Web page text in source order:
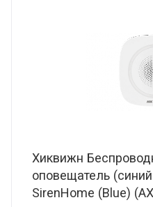
Хиквижн
оповещатель
SirenHome (Blue)